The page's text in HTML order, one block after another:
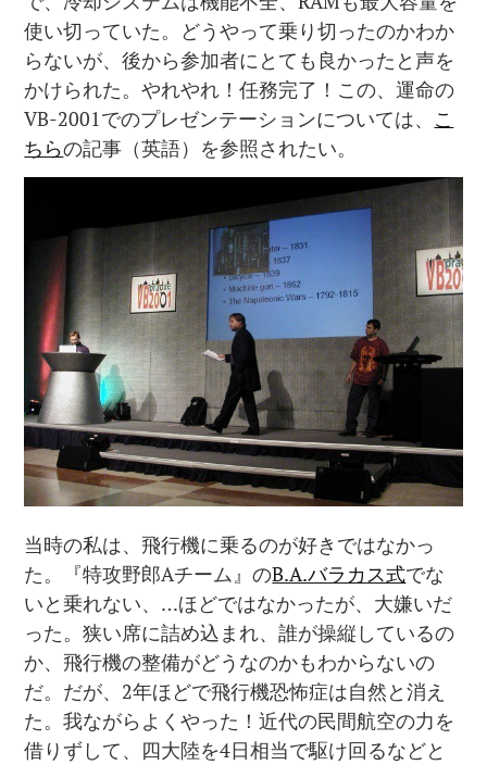
使い切っていた。どうやって乗り切ったのかわか
らないが、後から参加者にとても良かったと声を
かけられた。やれやれ！任務完了！この、運命の
VB-2001でのプレゼンテーションについては、 こ
ちらの記事（英語）を参照されたい。
当時の私は、飛行機に乗るのが好きではなかっ
た。『特攻野郎Aチーム』のB.A.バラカス式でな
いと乗れない、…ほどではなかったが、大嫌いだ
った。狭い席に詰め込まれ、誰が操縦しているの
か、飛行機の整備がどうなのかもわからないの
だ。だが、2年ほどで飛行機恐怖症は自然と消え
た。我ながらよくやった！近代の民間航空の力を
借りずして、四大陸を4日相当で駆け回るなどと